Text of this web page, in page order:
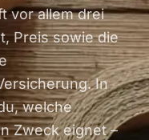
vor allem drei
Preis sowie die
In
welche
Zweck eignet –